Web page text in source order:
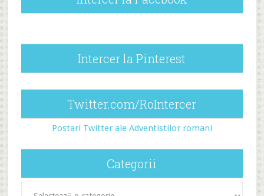
Intercer la Pinterest
Twitter.com/RoIntercer
Postari Twitter ale Adventistilor romani
Categorii